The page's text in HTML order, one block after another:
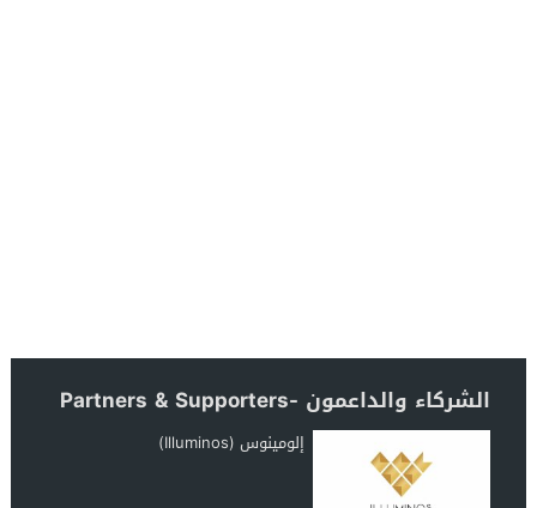
الشركاء والداعمون -Partners & Supporters
إلومينوس (Illuminos)